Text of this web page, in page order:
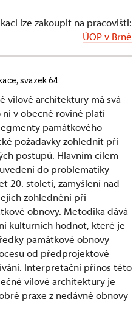
lze zakoupit na pracovišti:
ÚOP v Brně
svazek 64
vilové architektury má svá
ni v obecné rovině platí
památkového
požadavky zohlednit při
postupů. Hlavním cílem
do problematiky
20. století, zamyšlení nad
zohlednění při
obnovy. Metodika dává
kulturních hodnot, které je
památkové obnovy
od předprojektové
Interpretační přínos této
vilové architektury je
praxe z nedávné obnovy